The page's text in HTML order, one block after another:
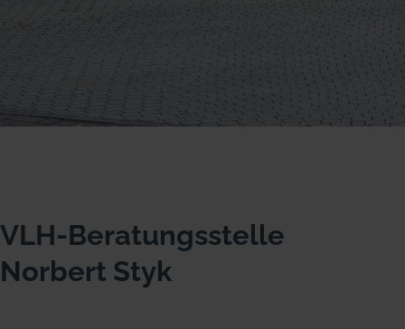
VLH-Beratungsstelle
Norbert Styk